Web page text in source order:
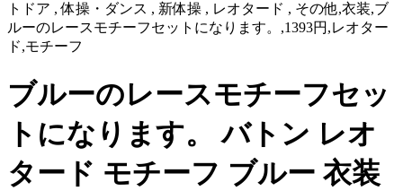
トドア , 体操・ダンス , 新体操 , レオタード , その他,衣装,ブ
ルーのレースモチーフセットになります。,1393円,レオター
ド,モチーフ
ブルーのレースモチーフセッ
トになります。 バトン レオ
タード モチーフ ブルー 衣装